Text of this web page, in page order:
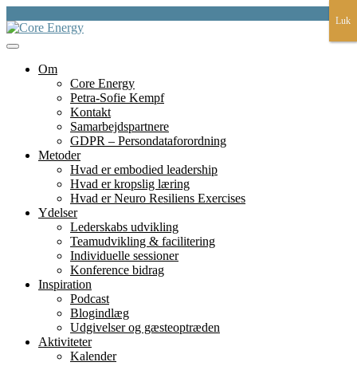
to
content
Core Energy
Om
Core Energy
Petra-Sofie Kempf
Kontakt
Samarbejdspartnere
GDPR – Persondataforordning
Metoder
Hvad er embodied leadership
Hvad er kropslig læring
Hvad er Neuro Resiliens Exercises
Ydelser
Lederskabs udvikling
Teamudvikling & facilitering
Individuelle sessioner
Konference bidrag
Inspiration
Podcast
Blogindlæg
Udgivelser og gæsteoptræden
Aktiviteter
Kalender
Luk
Luk